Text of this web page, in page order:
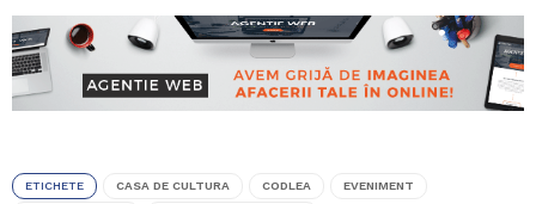
ETICHETE CASA DE CULTURA CODLEA EVENIMENT